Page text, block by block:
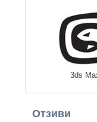
3ds
Отзиви